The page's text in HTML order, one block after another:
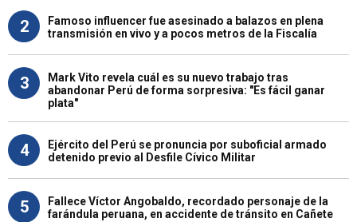
2
Famoso influencer fue asesinado a balazos en plena
transmisión en vivo y a pocos metros de la Fiscalía
3
Mark Vito revela cuál es su nuevo trabajo tras
abandonar Perú de forma sorpresiva: "Es fácil ganar
plata"
4
Ejército del Perú se pronuncia por suboficial armado
detenido previo al Desfile Cívico Militar
5
Fallece Víctor Angobaldo, recordado personaje de la
farándula peruana, en accidente de tránsito en Cañete